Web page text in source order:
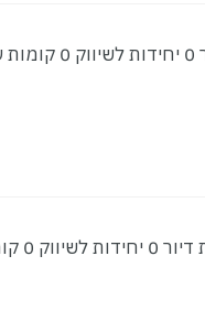
לפני ועדה קפלנסקי 34 | ראשון לציון סטטוס: לפני ועדה פרויקט תמ"א 38/1 0
סטטוס: לפני ועדה הרצל 130 | ראשון